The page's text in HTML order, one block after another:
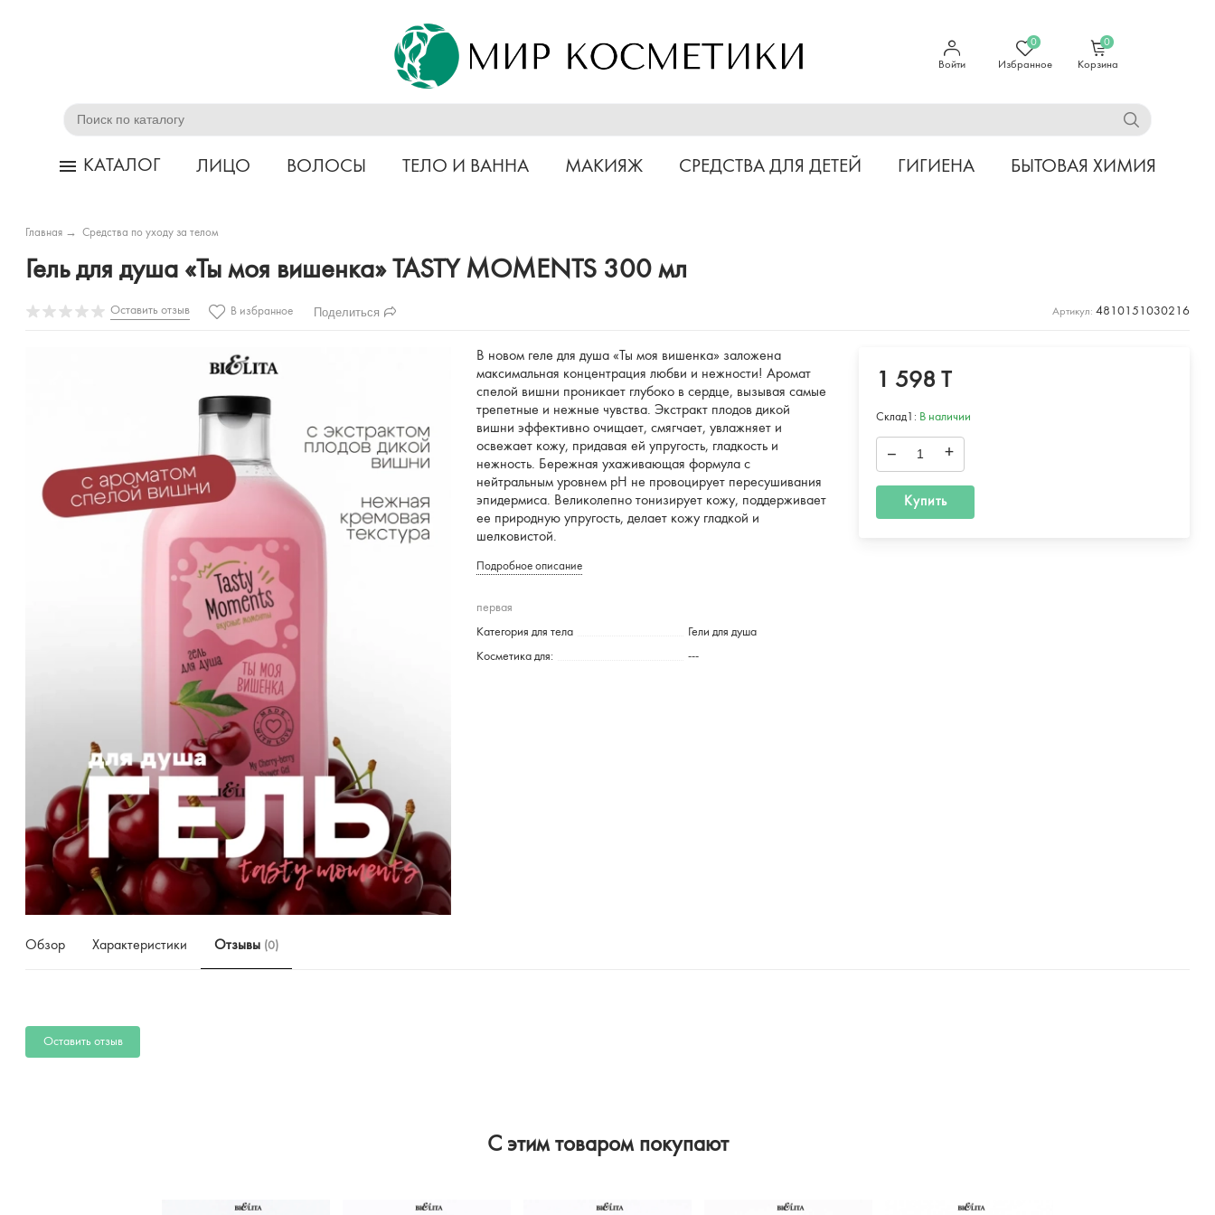
Войти
0
Избранное
0
Корзина
КАТАЛОГ ЛИЦО ВОЛОСЫ ТЕЛО И ВАННА МАКИЯЖ СРЕДСТВА ДЛЯ ДЕТЕЙ ГИГИЕНА БЫТОВАЯ ХИМИЯ
Главная → Средства по уходу за телом
Гель для душа «Ты моя вишенка» TASTY MOMENTS 300 мл
Оставить отзыв В избранное Поделиться Артикул: 4810151030216
В новом геле для душа «Ты моя вишенка» заложена
максимальная концентрация любви и нежности! Аромат
спелой вишни проникает глубоко в сердце, вызывая самые
трепетные и нежные чувства. Экстракт плодов дикой
вишни эффективно очищает, смягчает, увлажняет и
освежает кожу, придавая ей упругость, гладкость и
нежность. Бережная ухаживающая формула с
нейтральным уровнем pH не провоцирует пересушивания
эпидермиса. Великолепно тонизирует кожу, поддерживает
ее природную упругость, делает кожу гладкой и
шелковистой.
Подробное описание
первая
Категория для тела Гели для душа
Косметика для: ---
1 598 T
Склад1: В наличии
– +
Купить
Обзор Характеристики Отзывы (0)
Оставить отзыв
C этим товаром покупают